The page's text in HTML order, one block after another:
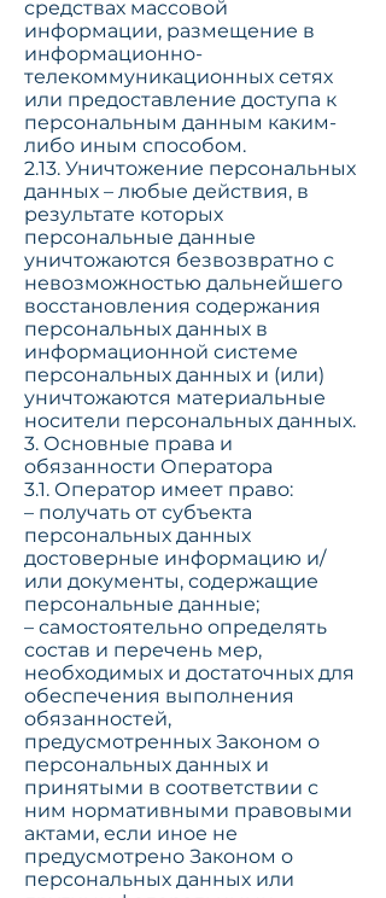
средствах массовой
информации, размещение в
информационно-
телекоммуникационных сетях
или предоставление доступа к
персональным данным каким-
либо иным способом.
2.13. Уничтожение персональных
данных – любые действия, в
результате которых
персональные данные
уничтожаются безвозвратно с
невозможностью дальнейшего
восстановления содержания
персональных данных в
информационной системе
персональных данных и (или)
уничтожаются материальные
носители персональных данных.
3. Основные права и
обязанности Оператора
3.1. Оператор имеет право:
– получать от субъекта
персональных данных
достоверные информацию и/
или документы, содержащие
персональные данные;
– самостоятельно определять
состав и перечень мер,
необходимых и достаточных для
обеспечения выполнения
обязанностей,
предусмотренных Законом о
персональных данных и
принятыми в соответствии с
ним нормативными правовыми
актами, если иное не
предусмотрено Законом о
персональных данных или